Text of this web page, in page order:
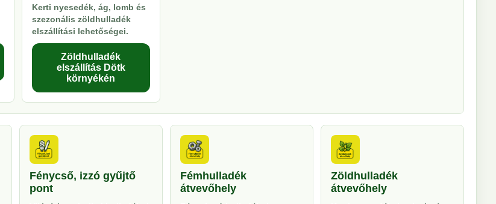
Kerti nyesedék, ág, lomb és
szezonális zöldhulladék
elszállítási lehetőségei.
Zöldhulladék
elszállítás Dötk
környékén
Fénycső, izzó gyűjtő
pont
Fémhulladék
átvevőhely
Zöldhulladék
átvevőhely